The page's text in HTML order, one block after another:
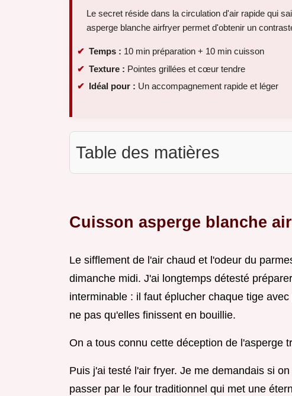
Le secret réside dans la circulation d'air rapide qui
asperge blanche airfryer permet d'obtenir un
Temps : 10 min préparation + 10 min cuisson
Texture : Pointes grillées et cœur tendre
Idéal pour : Un accompagnement rapide et léger
Table des matières
Cuisson asperge blanche
Le sifflement de l'air chaud et l'odeur du
dimanche midi. J'ai longtemps détesté
interminable : il faut éplucher chaque tige
ne pas qu'elles finissent en bouillie.
On a tous connu cette déception de l'asperge
Puis j'ai testé l'air fryer. Je me demandais si
passer par le four traditionnel qui met une